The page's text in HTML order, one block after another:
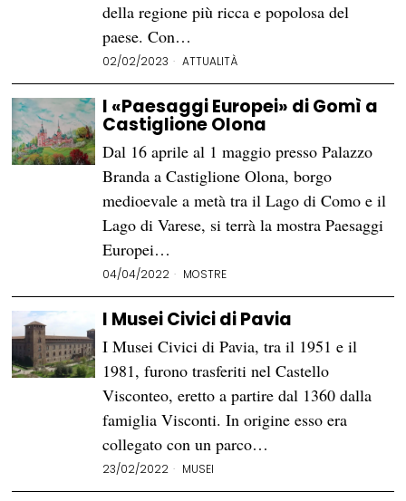
della regione più ricca e popolosa del
paese. Con…
02/02/2023 ATTUALITÀ
I «Paesaggi Europei» di Gomì a
Castiglione Olona
Dal 16 aprile al 1 maggio presso Palazzo
Branda a Castiglione Olona, borgo
medioevale a metà tra il Lago di Como e il
Lago di Varese, si terrà la mostra Paesaggi
Europei…
04/04/2022 MOSTRE
I Musei Civici di Pavia
I Musei Civici di Pavia, tra il 1951 e il
1981, furono trasferiti nel Castello
Visconteo, eretto a partire dal 1360 dalla
famiglia Visconti. In origine esso era
collegato con un parco…
23/02/2022 MUSEI